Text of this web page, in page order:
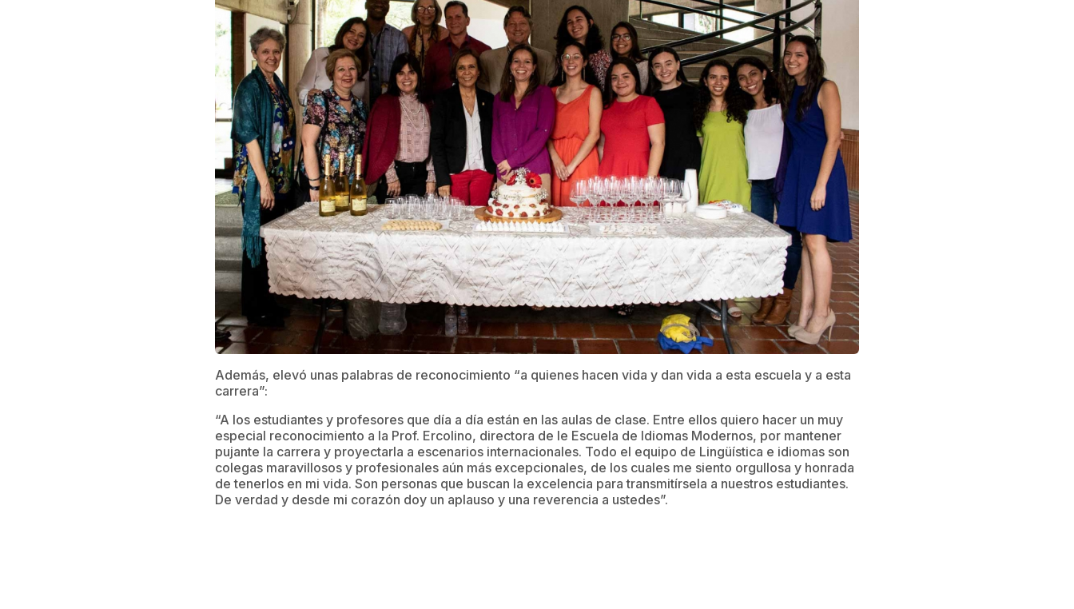
Además, elevó unas palabras de reconocimiento “a quienes hacen vida y dan vida a esta escuela y a esta
carrera”:
“A los estudiantes y profesores que día a día están en las aulas de clase. Entre ellos quiero hacer un muy
especial reconocimiento a la Prof. Ercolino, directora de le Escuela de Idiomas Modernos, por mantener
pujante la carrera y proyectarla a escenarios internacionales. Todo el equipo de Lingüística e idiomas son
colegas maravillosos y profesionales aún más excepcionales, de los cuales me siento orgullosa y honrada
de tenerlos en mi vida. Son personas que buscan la excelencia para transmitírsela a nuestros estudiantes.
De verdad y desde mi corazón doy un aplauso y una reverencia a ustedes”.